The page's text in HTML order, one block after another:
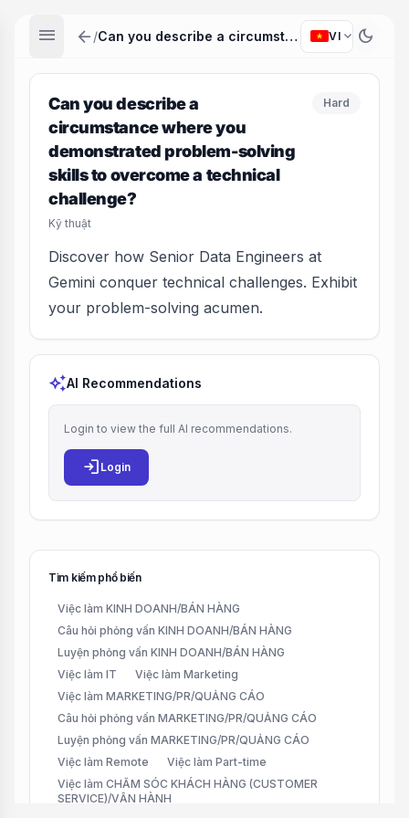
menu arrow_back / Can you describe a circumstance where you demonstrated problem-solving skills to overcome a technical challenge? VI expand_more dark_mode
Can you describe a
circumstance where you
demonstrated problem-solving
skills to overcome a technical
challenge?
Kỹ thuật
Hard
Discover how Senior Data Engineers at
Gemini conquer technical challenges. Exhibit
your problem-solving acumen.
auto_awesomeAI Recommendations
Login to view the full AI recommendations.
login Login
Tìm kiếm phổ biến
Việc làm KINH DOANH/BÁN HÀNG
Câu hỏi phỏng vấn KINH DOANH/BÁN HÀNG
Luyện phỏng vấn KINH DOANH/BÁN HÀNG
Việc làm IT
Việc làm Marketing
Việc làm MARKETING/PR/QUẢNG CÁO
Câu hỏi phỏng vấn MARKETING/PR/QUẢNG CÁO
Luyện phỏng vấn MARKETING/PR/QUẢNG CÁO
Việc làm Remote
Việc làm Part-time
Việc làm CHĂM SÓC KHÁCH HÀNG (CUSTOMER
SERVICE)/VẬN HÀNH